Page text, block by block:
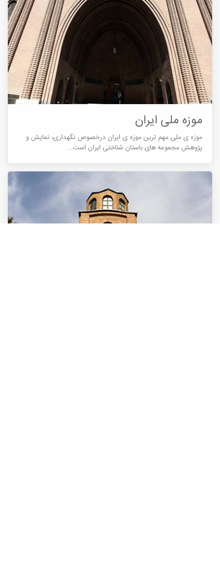
موزه ملی ایران ​​​​​​​
موزه ی ملی مهم ترین موزه ی ایران درخصوص نگهداری، نمایش و
پژوهش مجموعه های باستان شناختی ایران است...